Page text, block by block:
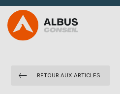
RETOUR AUX ARTICLES